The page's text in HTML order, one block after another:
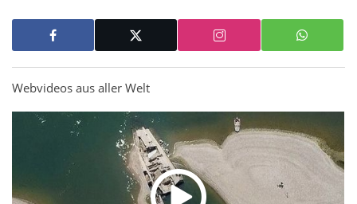
Webvideos aus aller Welt